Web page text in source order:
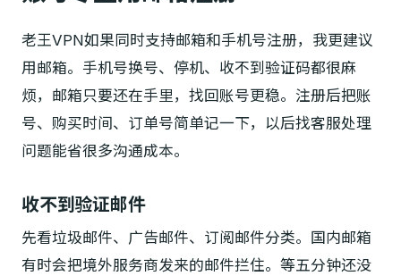
老王VPN如果同时支持邮箱和手机号注册，我更建议
用邮箱。手机号换号、停机、收不到验证码都很麻
烦，邮箱只要还在手里，找回账号更稳。注册后把账
号、购买时间、订单号简单记一下，以后找客服处理
问题能省很多沟通成本。
收不到验证邮件
先看垃圾邮件、广告邮件、订阅邮件分类。国内邮箱
有时会把境外服务商发来的邮件拦住。等五分钟还没